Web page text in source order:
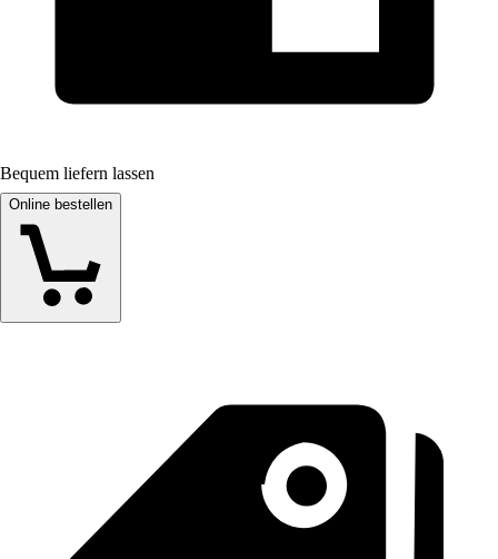
Bequem liefern lassen
Online bestellen